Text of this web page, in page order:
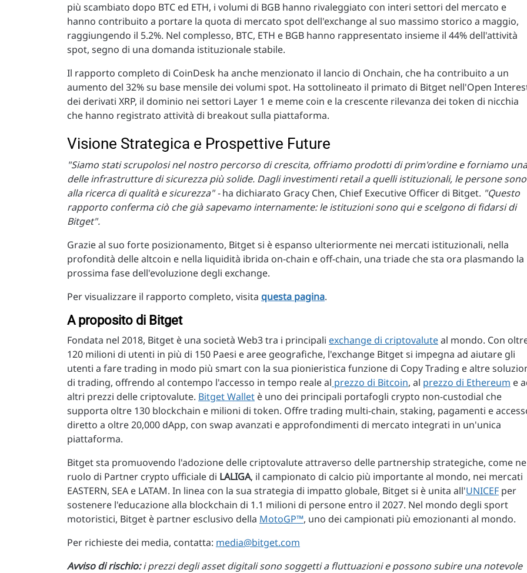
più scambiato dopo BTC ed ETH, i volumi di BGB hanno rivaleggiato con interi settori del mercato e
hanno contribuito a portare la quota di mercato spot dell'exchange al suo massimo storico a maggio,
raggiungendo il 5.2%. Nel complesso, BTC, ETH e BGB hanno rappresentato insieme il 44% dell'attività
spot, segno di una domanda istituzionale stabile.
Il rapporto completo di CoinDesk ha anche menzionato il lancio di Onchain, che ha contribuito a un
aumento del 32% su base mensile dei volumi spot. Ha sottolineato il primato di Bitget nell'Open
dei derivati XRP, il dominio nei settori Layer 1 e meme coin e la crescente rilevanza dei token di nicchia
che hanno registrato attività di breakout sulla piattaforma.
Visione Strategica e Prospettive Future
"Siamo stati scrupolosi nel nostro percorso di crescita, offriamo prodotti di prim'ordine e forniamo una
delle infrastrutture di sicurezza più solide. Dagli investimenti retail a quelli istituzionali, le persone sono
alla ricerca di qualità e sicurezza" -ha dichiarato Gracy Chen, Chief Executive Officer di Bitget. "Questo
rapporto conferma ciò che già sapevamo internamente: le istituzioni sono qui e scelgono di fidarsi di
Bitget".
Grazie al suo forte posizionamento, Bitget si è espanso ulteriormente nei mercati istituzionali, nella
profondità delle altcoin e nella liquidità ibrida on-chain e off-chain, una triade che sta ora plasmando la
prossima fase dell'evoluzione degli exchange.
Per visualizzare il rapporto completo, visita questa pagina.
A proposito di Bitget
Fondata nel 2018, Bitget è una società Web3 tra i principali exchange di criptovaluteal mondo. Con
120 milioni di utenti in più di 150 Paesi e aree geografiche, l'exchange Bitget si impegna ad aiutare gli
utenti a fare trading in modo più smart con la sua pionieristica funzione di Copy Trading e altre
di trading, offrendo al contempo l'accesso in tempo reale al prezzo di Bitcoin, al prezzo di Ethereum e
altri prezzi delle criptovalute. Bitget Wallet è uno dei principali portafogli crypto non-custodial che
supporta oltre 130 blockchain e milioni di token. Offre trading multi-chain, staking, pagamenti e
diretto a oltre 20,000 dApp, con swap avanzati e approfondimenti di mercato integrati in un'unica
piattaforma.
Bitget sta promuovendo l'adozione delle criptovalute attraverso delle partnership strategiche, come
ruolo di Partner crypto ufficiale di LALIGA, il campionato di calcio più importante al mondo, nei mercati
EASTERN, SEA e LATAM. In linea con la sua strategia di impatto globale, Bitget si è unita all'UNICEF per
sostenere l'educazione alla blockchain di 1.1 milioni di persone entro il 2027. Nel mondo degli sport
motoristici, Bitget è partner esclusivo della MotoGP™, uno dei campionati più emozionanti al mondo.
Per richieste dei media, contatta: media@bitget.com
Avviso di rischio:i prezzi degli asset digitali sono soggetti a fluttuazioni e possono subire una notevole